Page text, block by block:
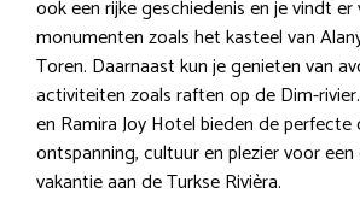
ook een rijke geschiedenis en je vindt
monumenten zoals het kasteel van
Toren. Daarnaast kun je genieten van
activiteiten zoals raften op de Dim-
en Ramira Joy Hotel bieden de
ontspanning, cultuur en plezier voor
vakantie aan de Turkse Rivièra.